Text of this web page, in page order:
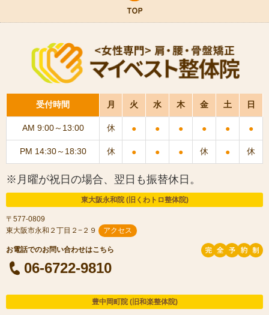
受付時間 月 火 水 木 金 土 日
AM 9:00～13:00 休 ● ● ● ● ● ●
PM 14:30～18:30 休 ● ● ● 休 ● 休
※月曜が祝日の場合、翌日も振替休日。
東大阪永和院 (旧くわトロ整体院)
〒577-0809
東大阪市永和２丁目２−２９
アクセス
06-6722-9810
豊中岡町院 (旧和楽整体院)